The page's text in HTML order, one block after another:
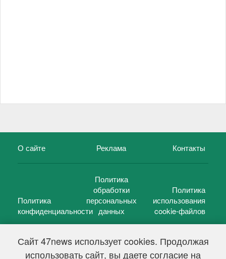
Сайт 47news использует cookies. Продолжая
использовать сайт, вы даете согласие на
О сайте Реклама Контакты
Политика
конфиденциальности
Политика
обработки
персональных
данных
Политика
использования
cookie-файлов